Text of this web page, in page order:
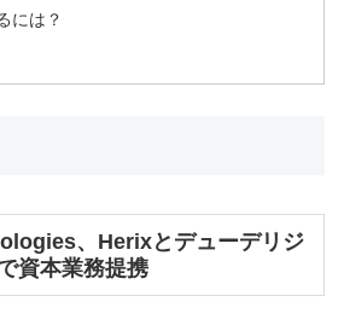
には？
、Herixとデューデリジ
資本業務提携